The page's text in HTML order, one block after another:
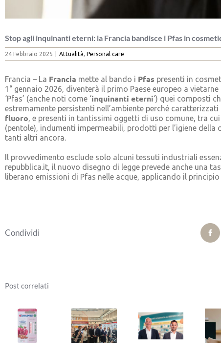
Stop agli inquinanti eterni: la Francia bandisce i Pfas in
24 Febbraio 2025 Attualità, Personal care
Francia – La Francia mette al bando i Pfas presenti in
1° gennaio 2026, diventerà il primo Paese europeo a
‘Pfas’ (anche noti come ‘inquinanti eterni‘) quei composti
estremamente persistenti nell’ambiente perché caratterizzati
fluoro, e presenti in tantissimi oggetti di uso comune, tra
(pentole), indumenti impermeabili, prodotti per l’igiene della
tanti altri ancora.
Il provvedimento esclude solo alcuni tessuti industriali
repubblica.it, il nuovo disegno di legge prevede anche una
liberano emissioni di Pfas nelle acque, applicando il principio
Condividi
Post correlati
esporta
la linea
Farma
“La
guerra
dei
prezzi
non fa
un bond
da 18
milioni
per